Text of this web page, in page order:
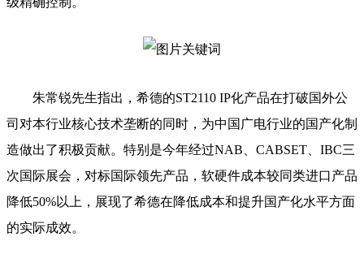
朱常锐先生指出，希德的ST2110 IP化产品在打破国外公
司对本行业核心技术垄断的同时，为中国广电行业的国产化制
造做出了积极贡献。特别是今年经过NAB、CABSET、IBC三
次国际展会，对标国际领先产品，软硬件成本较同类进口产品
降低50%以上，展现了希德在降低成本和提升国产化水平方面
的实际成效。